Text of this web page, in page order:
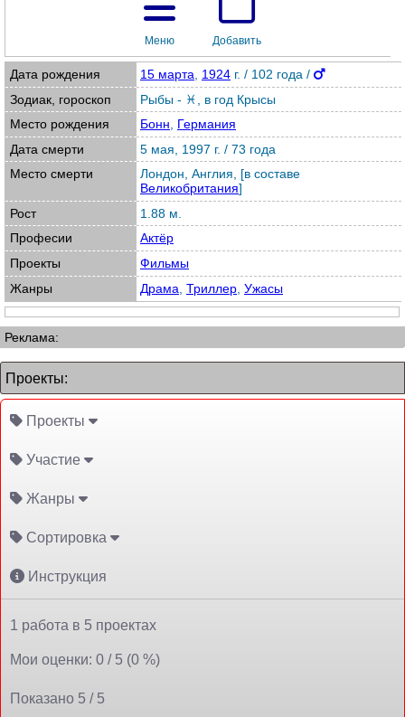
Меню Добавить
Дата рождения 15 марта, 1924 г. / 102 года /
Зодиак, гороскоп
Рыбы - ♓ , в год Крысы
Место рождения
Бонн, Германия
Дата смерти
5 мая, 1997 г. / 73 года
Место смерти
Лондон, Англия, [в составе
Великобритания]
Рост
1.88 м.
Професии
Актёр
Проекты
Фильмы
Жанры
Драма, Триллер, Ужасы
Реклама:
Проекты:
Проекты
Участие
Жанры
Сортировка
Инструкция
1 работа в 5 проектах
Мои оценки: 0 / 5 (0 %)
Показано 5 / 5